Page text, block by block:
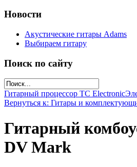
Новости
Акустические гитары Adams
Выбираем гитару
Поиск по сайту
Гитарный процессор TC Electronic
Вернуться к: Гитары и
Гитарный
DV Mark